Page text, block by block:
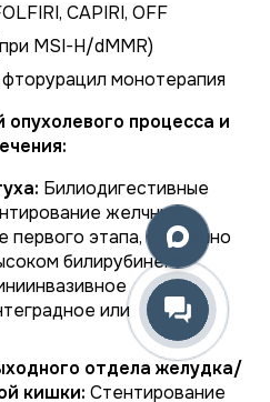
CAPIRI, OFF
MSI-H/dMMR)
монотерапия
процесса и
Билиодигестивные
желчных
первого этапа, особенно
билирубине.
или
отдела желудка/
кишки: Стентирование